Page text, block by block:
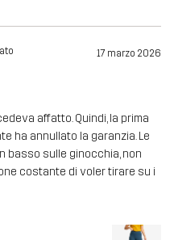
17 marzo 2026
affatto. Quindi, la prima
ha annullato la garanzia. Le
basso sulle ginocchia, non
costante di voler tirare su i